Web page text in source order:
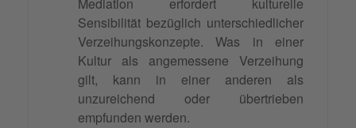
Mediation erfordert kulturelle
Sensibilität bezüglich unterschiedlicher
Verzeihungskonzepte. Was in einer
Kultur als angemessene Verzeihung
gilt, kann in einer anderen als
unzureichend oder übertrieben
empfunden werden.